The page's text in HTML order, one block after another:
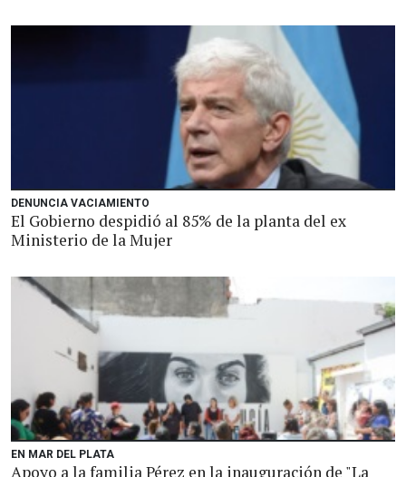
DENUNCIA VACIAMIENTO
El Gobierno despidió al 85% de la planta del ex
Ministerio de la Mujer
EN MAR DEL PLATA
Apoyo a la familia Pérez en la inauguración de "La